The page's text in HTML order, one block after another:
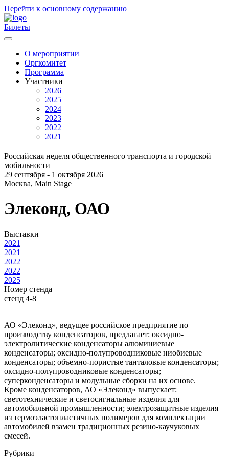
Перейти к основному содержанию
Билеты
Главное
меню
О мероприятии
Оргкомитет
Программа
Участники
2026
2025
2024
2023
2022
2021
Российская неделя общественного транспорта и городской
мобильности
29 сентября - 1 октября 2026
Москва, Main Stage
Элеконд, ОАО
Выставки
2021
2021
2022
2022
2025
Номер стенда
стенд 4-8
АО «Элеконд», ведущее российское предприятие по
производству конденсаторов, предлагает: оксидно-
электролитические конденсаторы алюминиевые
конденсаторы; оксидно-полупроводниковые ниобиевые
конденсаторы; объемно-пористые танталовые конденсаторы;
оксидно-полупроводниковые конденсаторы;
суперконденсаторы и модульные сборки на их основе.
Кроме конденсаторов, АО «Элеконд» выпускает:
светотехнические и светосигнальные изделия для
автомобильной промышленности; электрозащитные изделия
из термоэластопластичных полимеров для комплектации
автомобилей взамен традиционных резино-каучуковых
смесей.
Рубрики